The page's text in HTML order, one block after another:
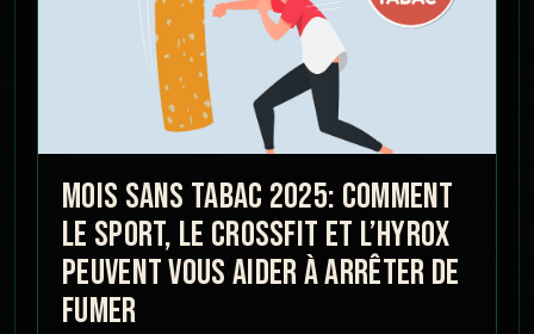
MOIS SANS TABAC 2025: COMMENT
LE SPORT, LE CROSSFIT ET L’HYROX
PEUVENT VOUS AIDER À ARRÊTER DE
FUMER